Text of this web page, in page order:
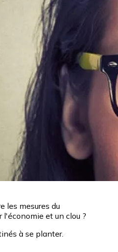
les mesures du
et un clou ?
à se planter.